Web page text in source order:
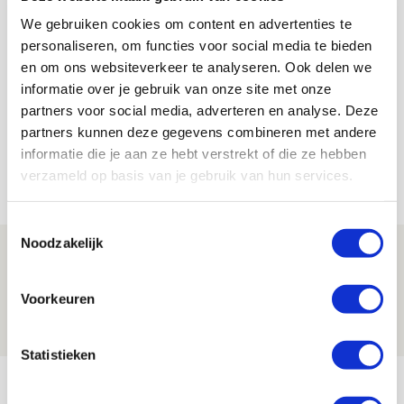
We gebruiken cookies om content en advertenties te
personaliseren, om functies voor social media te bieden
en om ons websiteverkeer te analyseren. Ook delen we
informatie over je gebruik van onze site met onze
partners voor social media, adverteren en analyse. Deze
partners kunnen deze gegevens combineren met andere
informatie die je aan ze hebt verstrekt of die ze hebben
verzameld op basis van je gebruik van hun services.
Noodzakelijk
Voorkeuren
Statistieken
Bekijk alle berichten van Lindy Hofstra
Net binnen //
Word ballenjongen of -meid bij Jong
06 AUGUSTUS 2026 - 13:13